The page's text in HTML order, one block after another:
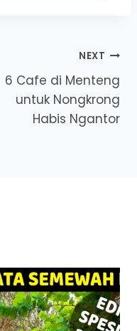
NEXT
6 Cafe di Menteng
untuk Nongkrong
Habis Ngantor